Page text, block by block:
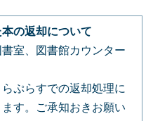
の返却について
室、図書館カウンター
ぷらすでの返却処理に
す。ご承知おきお願い